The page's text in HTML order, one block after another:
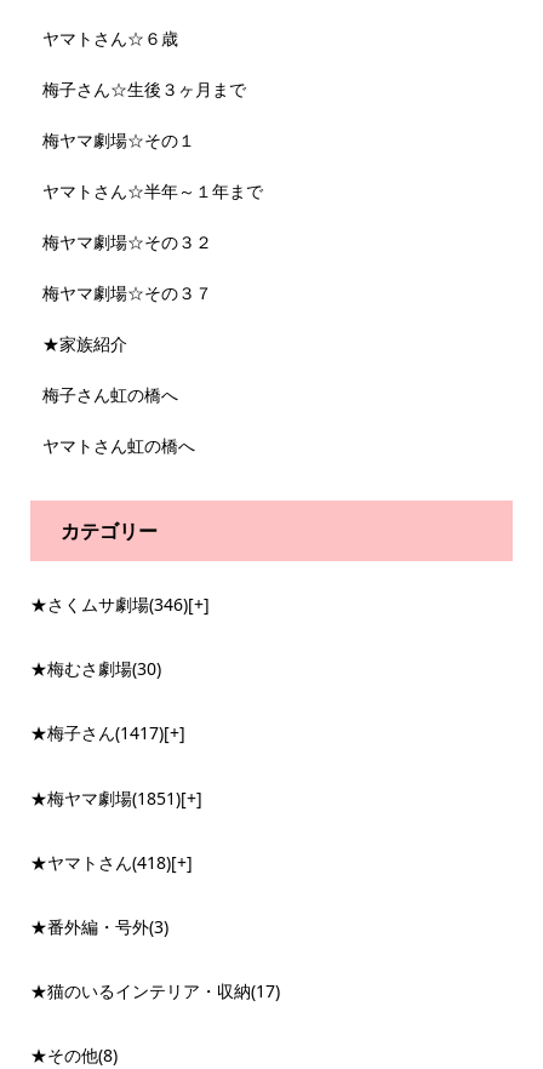
ヤマトさん☆６歳
梅子さん☆生後３ヶ月まで
梅ヤマ劇場☆その１
ヤマトさん☆半年～１年まで
梅ヤマ劇場☆その３２
梅ヤマ劇場☆その３７
★家族紹介
梅子さん虹の橋へ
ヤマトさん虹の橋へ
カテゴリー
★さくムサ劇場(346)[+]
★梅むさ劇場(30)
★梅子さん(1417)[+]
★梅ヤマ劇場(1851)[+]
★ヤマトさん(418)[+]
★番外編・号外(3)
★猫のいるインテリア・収納(17)
★その他(8)